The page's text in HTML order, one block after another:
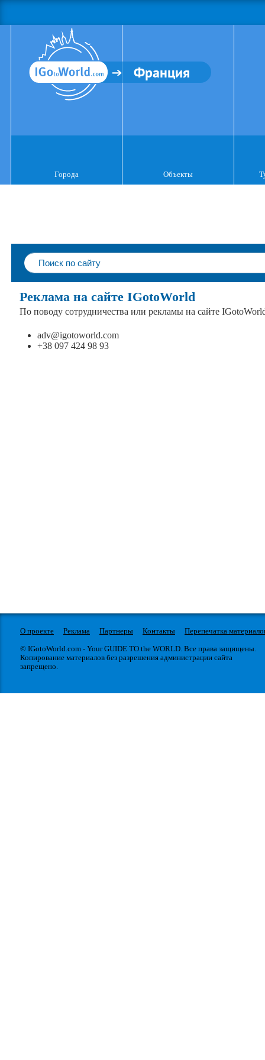
Франция
Города Объекты
Реклама на сайте IGotoWorld
По поводу сотрудничества или рекламы на сайте
adv@igotoworld.com
+38 097 424 98 93
О проекте Реклама Партнеры Контакты
Перепечатка
© IGotoWorld.com - Your GUIDE TO the WORLD. Все права защищены.
Копирование материалов без разрешения администрации сайта
запрещено.